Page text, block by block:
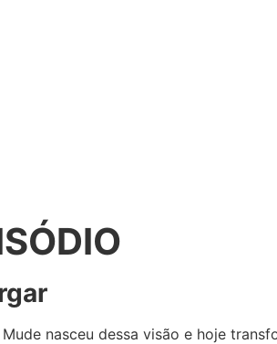
nasceu dessa visão e hoje